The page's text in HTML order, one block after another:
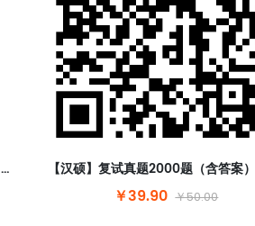
2026年国际中文教育（汉语国际教育）硕士套餐
￥39.90 ￥50.00